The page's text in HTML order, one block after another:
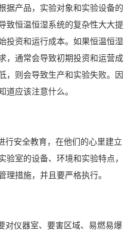
产品，实验对象和实验设备的
致恒温恒湿系统的复杂性大大提
投资和运行成本。如果恒温恒湿
，通常会导致初期投资和运营成
，则会导致生产和实验失败。因
应该注意什么。
安全教育，在他们的心里建立
室的设备、环境和实验特点，
措施，并且要严格执行。
仪器室、要害区域、易燃易爆